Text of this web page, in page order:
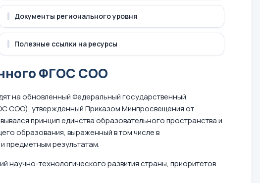
Документы регионального уровня
Полезные ссылки на ресурсы
ФГОС СОО
на обновленный Федеральный государственный
СОО), утвержденный Приказом Минпросвещения от
принцип единства образовательного пространства и
образования, выраженный в том числе в
предметным результатам.
технологического развития страны, приоритетов